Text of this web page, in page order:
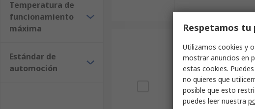
Temperatura de
funcionamiento
máxima
Estándar de
automoción
Respetamos tu
Utilizamos cookies y
mostrar anuncios en
estas cookies.
no quieres que
posible que esto
puedes leer nuestra